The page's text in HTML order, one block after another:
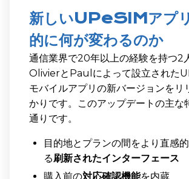
新しいUPeSIMアプ
的に何が変わるのか
通信業界で20年以上の経験を持つ2
OlivierとPaulによって設立された
モバイルアプリの新バージョンをリ
かりです。このアップデートの主な
通りです。
目的地とプランの間をより直感
る刷新されたインターフェース
購入前の対応確認機能を内蔵